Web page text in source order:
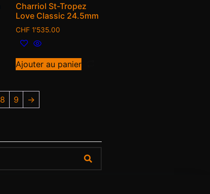
Charriol St-Tropez
Love Classic 24.5mm
CHF 1'535.00
Ajouter au panier
8 9 →